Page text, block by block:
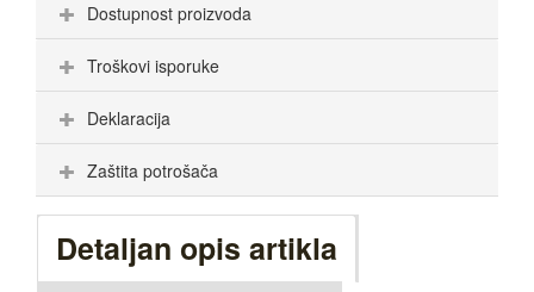
Dostupnost proizvoda
Troškovi isporuke
Deklaracija
Zaštita potrošača
Detaljan opis artikla